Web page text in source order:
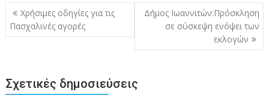
Πλοήγηση
άρθρων
Χρήσιμες οδηγίες για τις
Πασχαλινές αγορές
Δήμος Ιωαννιτών:Πρόσκληση
σε σύσκεψη ενόψει των
εκλογών
Σχετικές δημοσιεύσεις